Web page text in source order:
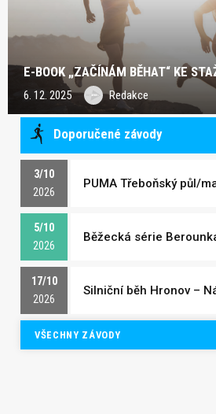
E-BOOK „ZAČÍNÁM BĚHAT“ KE
6. 12. 2025 Redakce
Doporučené závody
3/10
2026
PUMA Třeboňský půl/
5/10
2026
Běžecká série
17/10
2026
Silniční běh Hronov –
VŠECHNY ZÁVODY